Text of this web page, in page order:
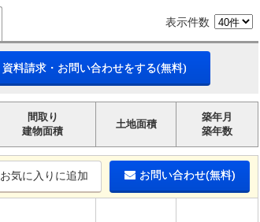
表示件数
資料請求・お問い合わせをする(無料)
間取り
建物面積
土地面積
築年月
築年数
お気に入りに追加 お問い合わせ(無料)